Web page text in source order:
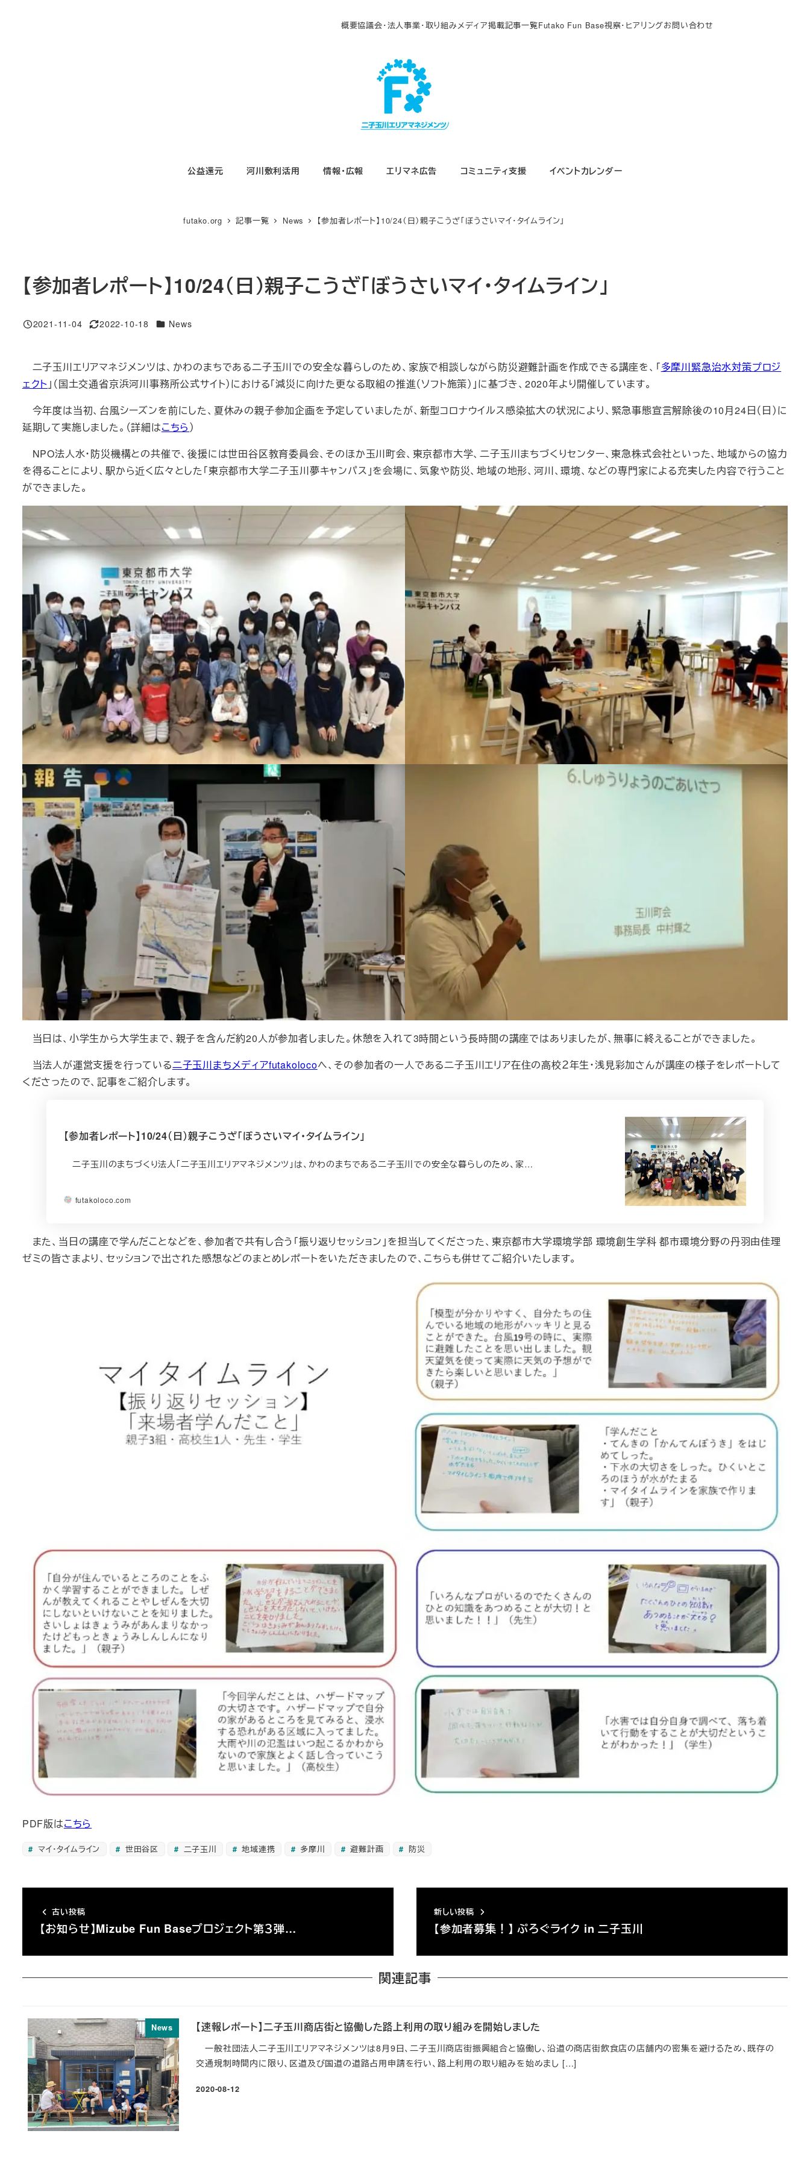
概要協議会・法人事業・取り組みメディア掲載記事一覧Futako Fun Base視察・ヒアリングお問い合わせ
公益還元 河川敷利活用 情報・広報 エリマネ広告 コミュニティ支援 イベントカレンダー
futako.org 記事一覧 News 【参加者レポート】10/24（日）親子こうざ「ぼうさいマイ・タイムライン」
【参加者レポート】10/24（日）親子こうざ「ぼうさいマイ・タイムライン」
投稿日
2021-11-04
更新日
2022-10-18 カテゴリー
News
二子玉川エリアマネジメンツは、かわのまちである二子玉川での安全な暮らしのため、家族で相談しながら防災避難計画を作成できる講座を、「多摩川緊急治水対策プロジ
ェクト 」（国土交通省京浜河川事務所公式サイト）における「減災に向けた更なる取組の推進（ソフト施策）」に基づき、2020年より開催しています。
今年度は当初、台風シーズンを前にした、夏休みの親子参加企画を予定していましたが、新型コロナウイルス感染拡大の状況により、緊急事態宣言解除後の10月24日（日）に
延期して実施しました。（詳細はこちら）
NPO法人水・防災機構との共催で、後援には世田谷区教育委員会、そのほか玉川町会、東京都市大学、二子玉川まちづくりセンター、東急株式会社といった、地域からの協力
を得ることにより、駅から近く広々とした「東京都市大学二子玉川夢キャンパス」を会場に、気象や防災、地域の地形、河川、環境、などの専門家による充実した内容で行うこと
ができました。
当日は、小学生から大学生まで、親子を含んだ約20人が参加者しました。休憩を入れて3時間という長時間の講座ではありましたが、無事に終えることができました。
当法人が運営支援を行っている二子玉川まちメディアfutakolocoへ、その参加者の一人である二子玉川エリア在住の高校２年生・浅見彩加さんが講座の様子をレポートして
くださったので、記事をご紹介します。
【参加者レポート】10/24（日）親子こうざ「ぼうさいマイ・タイムライン」
二子玉川のまちづくり法人「二子玉川エリアマネジメンツ」は、かわのまちである二子玉川での安全な暮らしのため、家…
futakoloco.com
また、当日の講座で学んだことなどを、参加者で共有し合う「振り返りセッション」を担当してくださった、東京都市大学環境学部 環境創生学科 都市環境分野の丹羽由佳理
ゼミの皆さまより、セッションで出された感想などのまとめレポートをいただきましたので、こちらも併せてご紹介いたします。
PDF版はこちら
マイ・タイムライン 世田谷区 二子玉川 地域連携 多摩川 避難計画 防災
古い投稿
【お知らせ】Mizube Fun Baseプロジェクト第３弾…
新しい投稿
【参加者募集！】 ぷろぐライク in 二子玉川
関連記事
News 【速報レポート】二子玉川商店街と協働した路上利用の取り組みを開始しました
一般社団法人二子玉川エリアマネジメンツは8月9日、二子玉川商店街振興組合と協働し、沿道の商店街飲食店の店舗内の密集を避けるため、既存の
交通規制時間内に限り、区道及び国道の道路占用申請を行い、路上利用の取り組みを始めまし […]
投稿日
2020-08-12